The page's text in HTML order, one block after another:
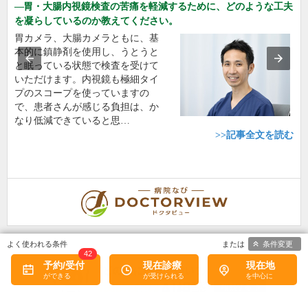
胃・大腸内視鏡検査の苦痛を軽減するために、どのような工夫
を凝らしているのか教えてください。
胃カメラ、大腸カメラともに、基
本的に鎮静剤を使用し、うとうと
と眠っている状態で検査を受けて
いただけます。内視鏡も極細タイ
プのスコープを使っていますの
で、患者さんが感じる負担は、か
なり低減できていると思…
>>記事全文を読む
予約/受付
42
現在診療 現在地
条件変更